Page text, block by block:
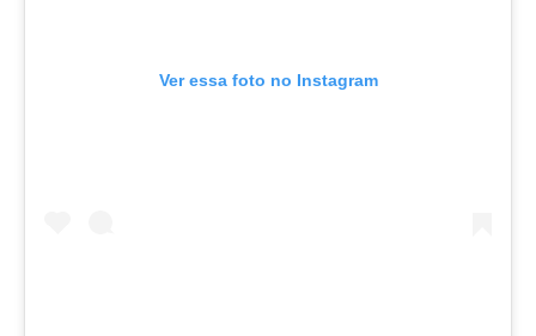
Ver essa foto no Instagram